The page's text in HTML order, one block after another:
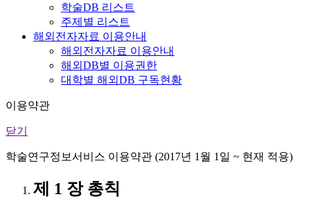
학술DB 리스트
주제별 리스트
해외전자자료 이용안내
해외전자자료 이용안내
해외DB별 이용권한
대학별 해외DB 구독현황
이용약관
닫기
학술연구정보서비스 이용약관 (2017년 1월 1일 ~ 현재 적용)
제 1 장 총칙